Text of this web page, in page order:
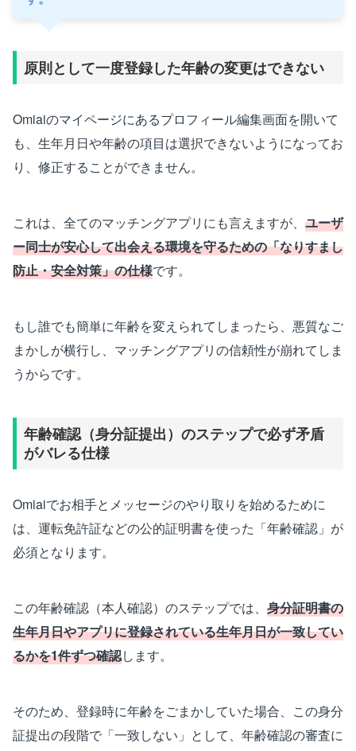
原則として一度登録した年齢の変更はできない
Omiaiのマイページにあるプロフィール編集画面を開いて
も、生年月日や年齢の項目は選択できないようになってお
り、修正することができません。
これは、全てのマッチングアプリにも言えますが、 ユーザ
ー同士が安心して出会える環境を守るための「なりすまし
防止・安全対策」の仕様です。
もし誰でも簡単に年齢を変えられてしまったら、悪質なご
まかしが横行し、マッチングアプリの信頼性が崩れてしま
うからです。
年齢確認（身分証提出）のステップで必ず矛盾
がバレる仕様
Omiaiでお相手とメッセージのやり取りを始めるために
は、運転免許証などの公的証明書を使った「年齢確認」が
必須となります。
この年齢確認（本人確認）のステップでは、 身分証明書の
生年月日やアプリに登録されている生年月日が一致してい
るかを1件ずつ確認します。
そのため、登録時に年齢をごまかしていた場合、この身分
証提出の段階で「一致しない」として、年齢確認の審査に